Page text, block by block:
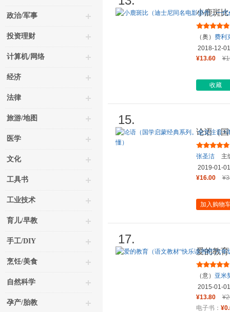
政治/军事
投资理财
计算机/网络
经济
法律
旅游/地图
医学
文化
工具书
工业技术
育儿/早教
手工/DIY
烹饪/美食
自然科学
孕产/胎教
小鹿斑
孩童的
（奥） 费利
馆
出品
2018-12-01
¥13.60
收藏
15.
论语（
注释+精
张圣洁
主
2019-01-01
¥16.00
加入购物
17.
爱的教
上阅读
（意） 亚米
2015-01-01
¥13.80
电子书：